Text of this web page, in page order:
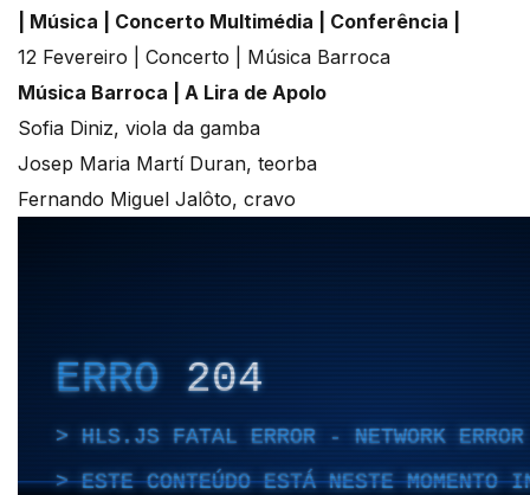
| Música | Concerto Multimédia | Conferência |
12 Fevereiro | Concerto | Música Barroca
Música Barroca | A Lira de Apolo
Sofia Diniz, viola da gamba
Josep Maria Martí Duran, teorba
Fernando Miguel Jalôto, cravo